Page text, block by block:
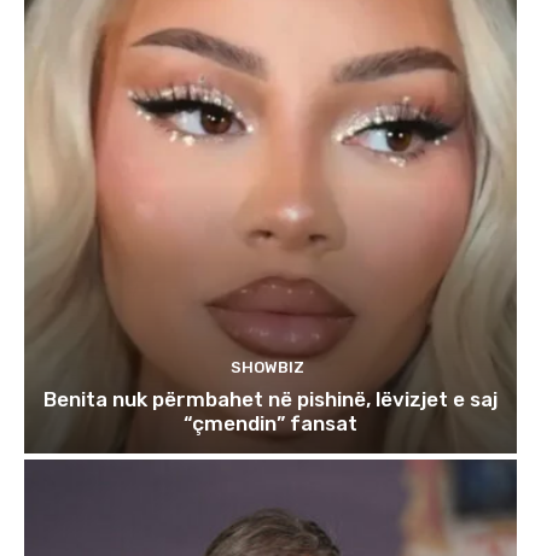
SHOWBIZ
Benita nuk përmbahet në pishinë, lëvizjet e saj
“çmendin” fansat